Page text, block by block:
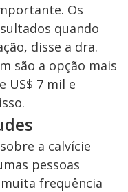
Os
quando
disse a dra.
são a opção mais
US$ 7 mil e
a calvície
pessoas
frequência